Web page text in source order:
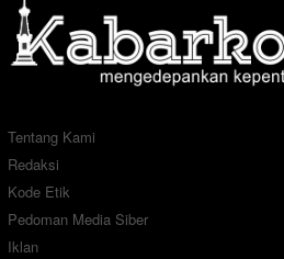
Tentang Kami
Redaksi
Kode Etik
Pedoman Media Siber
Iklan